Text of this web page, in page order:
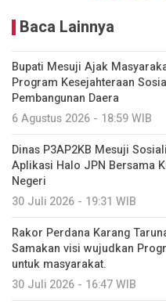
Baca Lainnya
Bupati Mesuji Ajak
Program Kesejahteraan
Pembangunan Daera
6 Agustus 2026 - 18:59 WIB
Dinas P3AP2KB Mesuji
Aplikasi Halo JPN Bersama
Negeri
30 Juli 2026 - 19:31 WIB
Rakor Perdana Karang
Samakan visi wujudkan
untuk masyarakat.
30 Juli 2026 - 16:47 WIB